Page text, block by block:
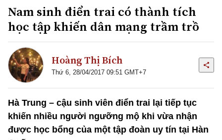
Nam sinh điển trai có thành tích
học tập khiến dân mạng trầm trồ
Hoàng Thị Bích
Thứ 6, 28/04/2017 09:51 GMT+7
Hà Trung – cậu sinh viên điển trai lại tiếp tục
khiến nhiều người ngưỡng mộ khi vừa nhận
được học bổng của một tập đoàn uy tín tại Hàn